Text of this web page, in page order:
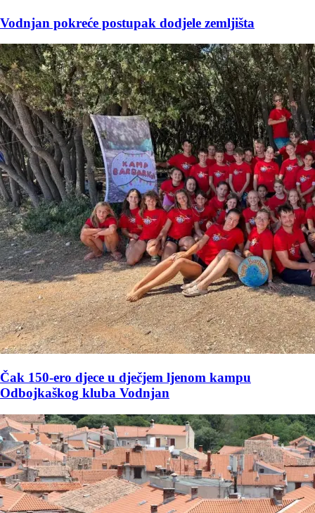
Vodnjan pokreće postupak dodjele zemljišta
Čak 150-ero djece u dječjem ljenom kampu
Odbojkaškog kluba Vodnjan